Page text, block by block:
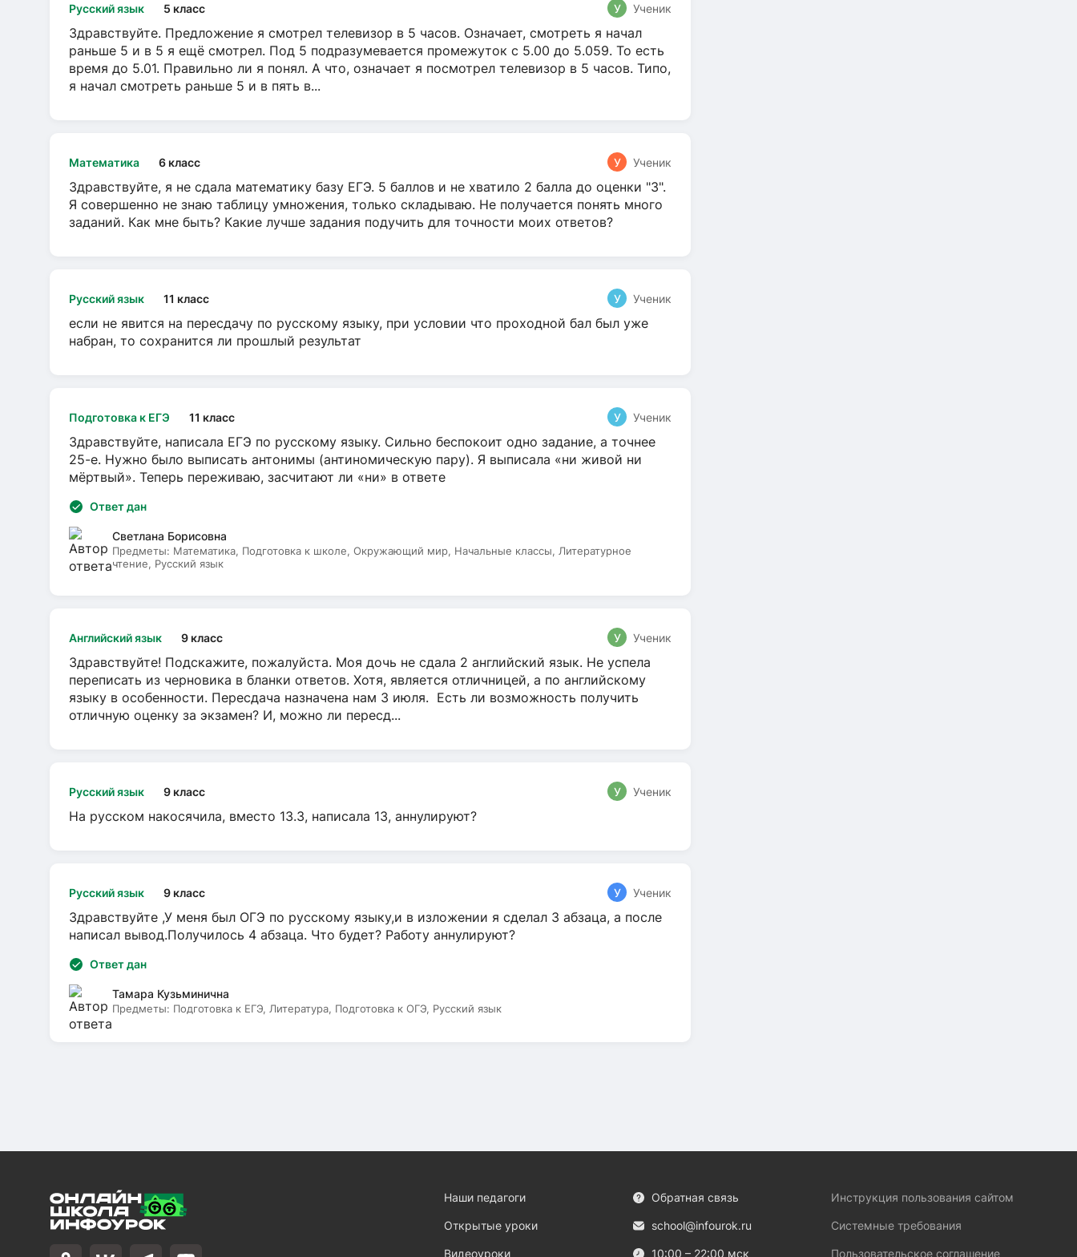
Русский язык 5 класс У Ученик
Здравствуйте. Предложение я смотрел телевизор в 5 часов. Означает, смотреть я начал
раньше 5 и в 5 я ещё смотрел. Под 5 подразумевается промежуток с 5.00 до 5.059. То есть
время до 5.01. Правильно ли я понял. А что, означает я посмотрел телевизор в 5 часов. Типо,
я начал смотреть раньше 5 и в пять в...
Математика 6 класс У Ученик
Здравствуйте, я не сдала математику базу ЕГЭ. 5 баллов и не хватило 2 балла до оценки "3".
Я совершенно не знаю таблицу умножения, только складываю. Не получается понять много
заданий. Как мне быть? Какие лучше задания подучить для точности моих ответов?
Русский язык 11 класс У Ученик
если не явится на пересдачу по русскому языку, при условии что проходной бал был уже
набран, то сохранится ли прошлый результат
Подготовка к ЕГЭ 11 класс У Ученик
Здравствуйте, написала ЕГЭ по русскому языку. Сильно беспокоит одно задание, а точнее
25-е. Нужно было выписать антонимы (антиномическую пару). Я выписала «ни живой ни
мёртвый». Теперь переживаю, засчитают ли «ни» в ответе
Ответ дан
Светлана Борисовна
Предметы: Математика, Подготовка к школе, Окружающий мир, Начальные классы, Литературное
чтение, Русский язык
Английский язык 9 класс У Ученик
Здравствуйте! Подскажите, пожалуйста. Моя дочь не сдала 2 английский язык. Не успела
переписать из черновика в бланки ответов. Хотя, является отличницей, а по английскому
языку в особенности. Пересдача назначена нам 3 июля. Есть ли возможность получить
отличную оценку за экзамен? И, можно ли пересд...
Русский язык 9 класс У Ученик
На русском накосячила, вместо 13.3, написала 13, аннулируют?
Русский язык 9 класс У Ученик
Здравствуйте ,У меня был ОГЭ по русскому языку,и в изложении я сделал 3 абзаца, а после
написал вывод.Получилось 4 абзаца. Что будет? Работу аннулируют?
Ответ дан
Тамара Кузьминична
Предметы: Подготовка к ЕГЭ, Литература, Подготовка к ОГЭ, Русский язык
Наши педагоги
Открытые уроки
Видеоуроки
Обратная связь
school@infourok.ru
10:00 – 22:00 мск
Инструкция пользования сайтом
Системные требования
Пользовательское соглашение